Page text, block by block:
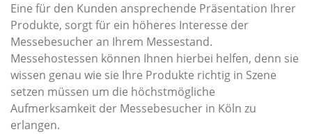
Eine für den Kunden ansprechende Präsentation Ihrer
Produkte, sorgt für ein höheres Interesse der
Messebesucher an Ihrem Messestand.
Messehostessen können Ihnen hierbei helfen, denn sie
wissen genau wie sie Ihre Produkte richtig in Szene
setzen müssen um die höchstmögliche
Aufmerksamkeit der Messebesucher in Köln zu
erlangen.